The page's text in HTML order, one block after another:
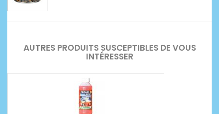
AUTRES PRODUITS SUSCEPTIBLES DE VOUS
INTÉRESSER